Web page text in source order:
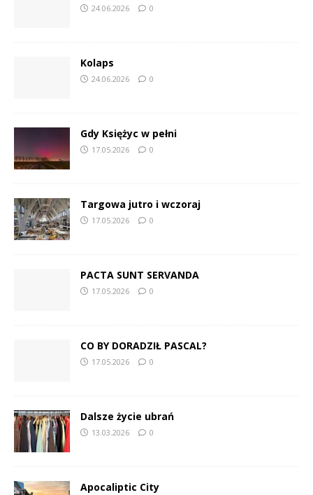
24.06.2026 0
Kolaps
24.06.2026 0
Gdy Księżyc w pełni
17.05.2026 0
Targowa jutro i wczoraj
17.05.2026 0
PACTA SUNT SERVANDA
17.05.2026 0
CO BY DORADZIŁ PASCAL?
17.05.2026 0
Dalsze życie ubrań
13.03.2026 0
Apocaliptic City